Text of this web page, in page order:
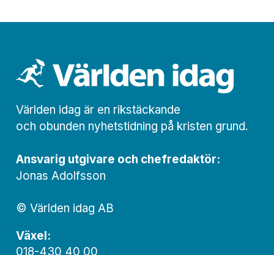
Världen idag är en rikstäckande
och obunden nyhets­­­tidning på kristen grund.
Ansvarig utgivare och chef­redaktör:
Jonas Adolfsson
© Världen idag AB
Växel:
018-430 40 00